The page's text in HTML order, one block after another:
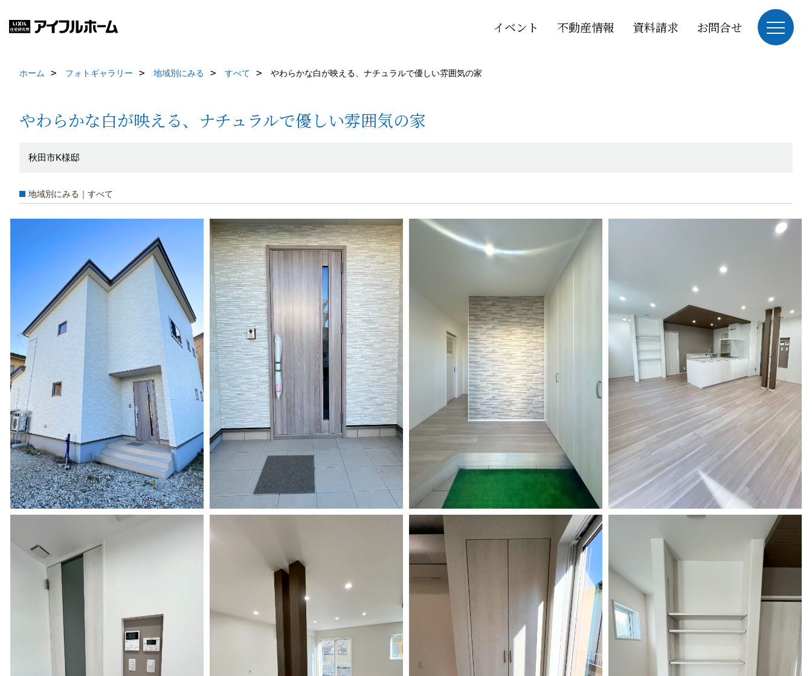
イベント 不動産情報 資料請求 お問合せ
ホーム フォトギャラリー 地域別にみる すべて やわらかな白が映える、ナチュラルで優しい雰囲気の家
やわらかな白が映える、ナチュラルで優しい雰囲気の家
秋田市K様邸
地域別にみる｜すべて